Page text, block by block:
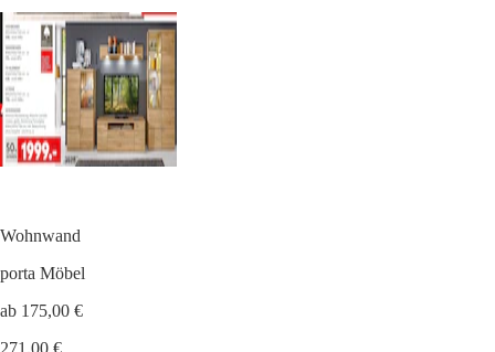
Wohnwand
porta Möbel
ab 175,00 €
271,00 €